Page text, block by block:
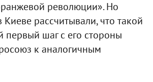
революции». Но
Киеве рассчитывали, что такой
первый шаг с его стороны
к аналогичным